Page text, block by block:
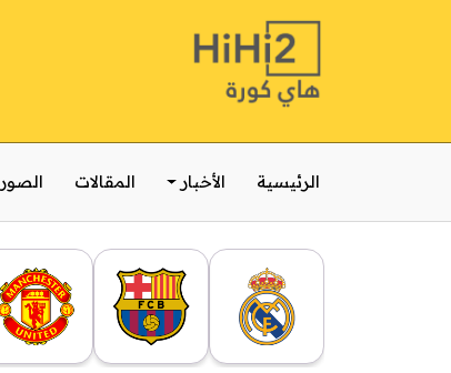
الرئيسية الأخبار المقالات الصور